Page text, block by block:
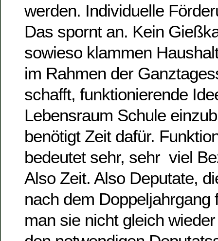
werden. Individuelle
Das spornt an. Kein
sowieso klammen
im Rahmen der
schafft, funktionierende
Lebensraum Schule
benötigt Zeit dafür.
bedeutet sehr, sehr viel
Also Zeit. Also Deputate,
nach dem Doppeljahrgang
man sie nicht gleich